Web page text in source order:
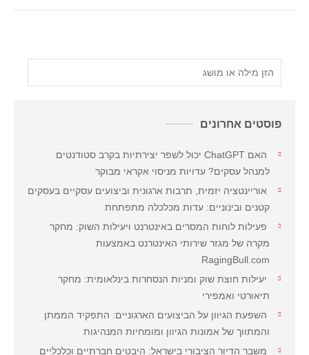
פוסטים אחרונים
האם ChatGPT יכול לשפר יצירתיות בקרב סטודנטים
למנהל עסקים? עדויות מניסוי אקראי מבוקר
אוריינטציה יזמית, תרבות ארגונית וביצועים עסקיים בעסקים
קטנים ובינוניים: עדות מכלכלה מתפתחת
פעילות לוחות המסרים באינטרנט ויעילות השוק: מחקר
מקרה של מגזר שירותי האינטרנט באמצעות
RagingBull.com
יעילות חוצת שוק ומניות הנסחרות בינלאומית: מחקר
תיאורטי ואמפירי
השפעת הגיוון על הביצועים הארגוניים: התפקיד הממתן
והמתווך של אמונות הגיוון ומומחיות המנהיגות
משבר הדיור הציבורי בישראל: היבטים חברתיים וכלכליים